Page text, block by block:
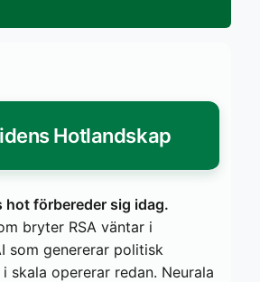
Hotlandskap
hot förbereder sig idag.
bryter RSA väntar i
som genererar politisk
skala opererar redan. Neurala